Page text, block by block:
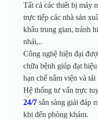
Tất cả các thiết bị máy
trực tiếp các nhà sản
khâu trung gian, tránh
nhái,..
Công nghệ hiện đại
chữa bệnh giúp đạt
hạn chế nằm viện và tái
Hệ thống tư vấn trực
24/7 sẵn sàng giải đáp
khi đến phòng khám.